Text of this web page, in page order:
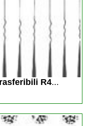
R4...